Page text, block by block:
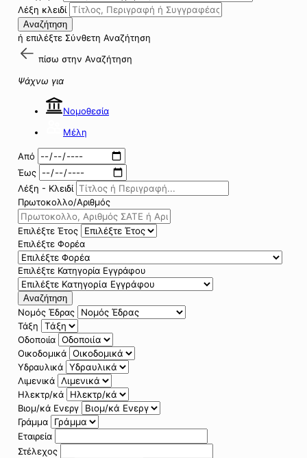
Λέξη κλειδί
Αναζήτηση
ή επιλέξτε Σύνθετη Αναζήτηση
πίσω στην Αναζήτηση
Ψάχνω για
Νομοθεσία
Μέλη
Από
Έως
Λέξη - Κλειδί
Πρωτοκολλο/Αριθμός
Επιλέξτε Έτος
Επιλέξτε Φορέα
Επιλέξτε Κατηγορία Εγγράφου
Αναζήτηση
Νομός Έδρας
Τάξη
Οδοποιία
Οικοδομικά
Υδραυλικά
Λιμενικά
Ηλεκτρ/κά
Βιομ/κά Ενεργ
Γράμμα
Εταιρεία
Στέλεχος